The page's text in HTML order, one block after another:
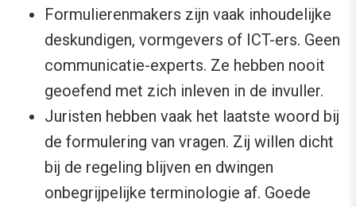
Formulierenmakers zijn vaak inhoudelijke
deskundigen, vormgevers of ICT-ers. Geen
communicatie-experts. Ze hebben nooit
geoefend met zich inleven in de invuller.
Juristen hebben vaak het laatste woord bij
de formulering van vragen. Zij willen dicht
bij de regeling blijven en dwingen
onbegrijpelijke terminologie af. Goede